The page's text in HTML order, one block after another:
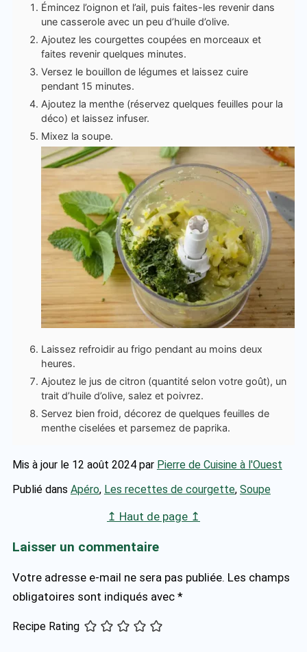
Émincez l’oignon et l’ail, puis faites-les revenir dans
une casserole avec un peu d’huile d’olive.
Ajoutez les courgettes coupées en morceaux et
faites revenir quelques minutes.
Versez le bouillon de légumes et laissez cuire
pendant 15 minutes.
Ajoutez la menthe (réservez quelques feuilles pour la
déco) et laissez infuser.
Mixez la soupe.
Laissez refroidir au frigo pendant au moins deux
heures.
Ajoutez le jus de citron (quantité selon votre goût), un
trait d’huile d’olive, salez et poivrez.
Servez bien froid, décorez de quelques feuilles de
menthe ciselées et parsemez de paprika.
Mis à jour le 12 août 2024 par Pierre de Cuisine à l'Ouest
Publié dans Apéro, Les recettes de courgette, Soupe
↥ Haut de page ↥
Laisser un commentaire
Votre adresse e-mail ne sera pas publiée. Les champs
obligatoires sont indiqués avec *
Recipe Rating